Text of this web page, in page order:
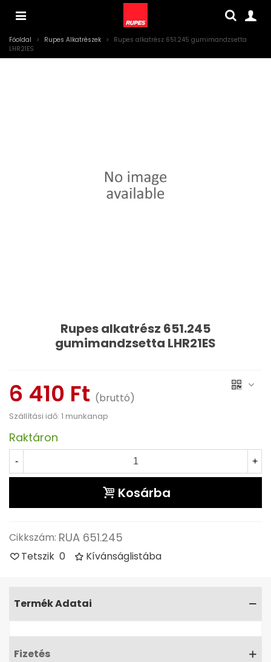
Főoldal > Rupes Alkatrészek > Rupes alkatrész 651.245 gumimandzsetta
LHR21ES
Rupes alkatrész 651.245
gumimandzsetta LHR21ES
6 410 Ft (bruttó)
Szállítási idő: 1 munkanap
Raktáron
- +
Kosárba
Cikkszám: RUA 651.245
Tetszik 0 Kívánságlistába
Termék Adatai
Fizetés